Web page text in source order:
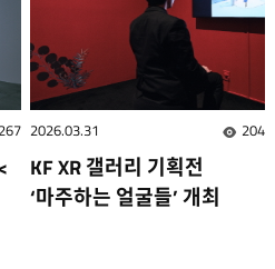
회수2026.03.31 조회
204
KF XR 갤러리 기획전
‘마주하는 얼굴들’ 개최